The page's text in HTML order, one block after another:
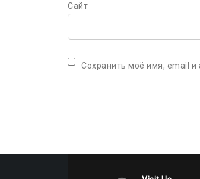
Сайт
Сохранить моё имя, email и